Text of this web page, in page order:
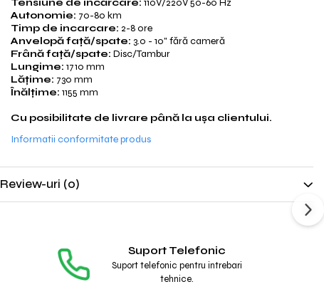
Autonomie: 70-80 km
Timp de incarcare: 2-8 ore
Anvelopă față/spate: 3.0 - 10" fără cameră
Frână față/spate: Disc/Tambur
Lungime: 1710 mm
Lăţime: 730 mm
Înălţime: 1155 mm
Cu posibilitate de livrare până la ușa clientului.
Informatii conformitate produs
Review-uri (0)
Suport Telefonic
Suport telefonic pentru intrebari
tehnice.